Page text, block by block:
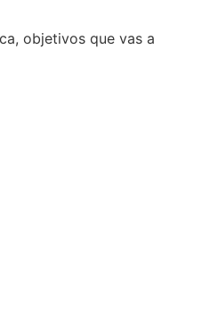
objetivos que vas a